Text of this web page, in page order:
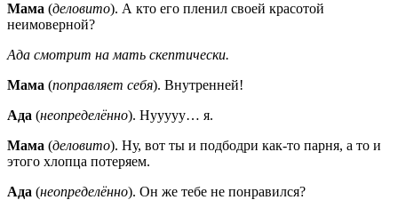
Мама (деловито). А кто его пленил своей красотой
неимоверной?
Ада смотрит на мать скептически.
Мама (поправляет себя). Внутренней!
Ада (неопределённо). Нууууу… я.
Мама (деловито). Ну, вот ты и подбодри как-то парня, а то и
этого хлопца потеряем.
Ада (неопределённо). Он же тебе не понравился?